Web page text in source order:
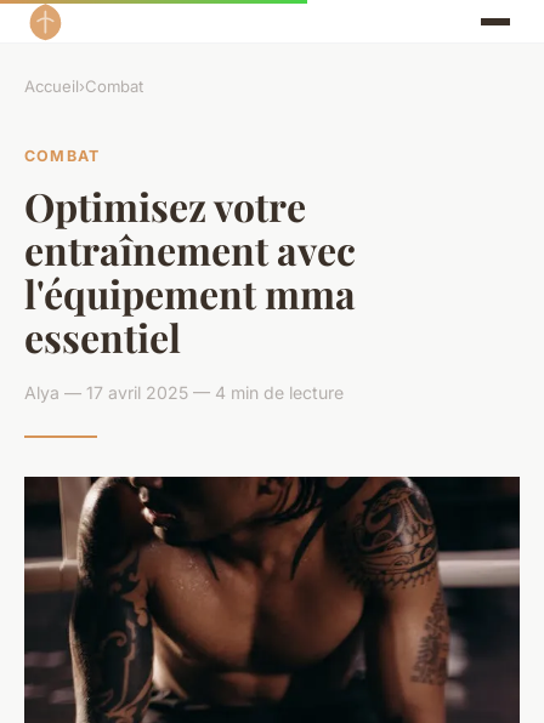
Accueil›Combat
COMBAT
Optimisez votre
entraînement avec
l'équipement mma
essentiel
Alya — 17 avril 2025 — 4 min de lecture